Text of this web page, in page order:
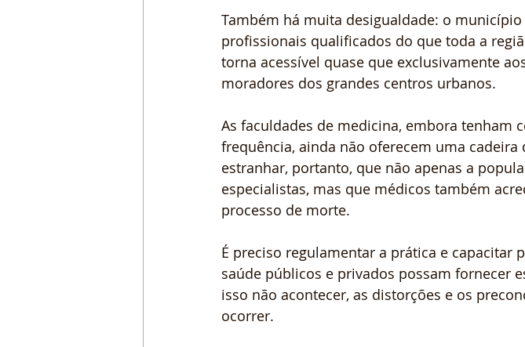
Também há muita desigualdade: o
profissionais qualificados do que toda a
torna acessível quase que exclusivamente
moradores dos grandes centros urbanos.
As faculdades de medicina, embora tenham
frequência, ainda não oferecem uma
estranhar, portanto, que não apenas a
especialistas, mas que médicos também
processo de morte.
É preciso regulamentar a prática e capacitar
saúde públicos e privados possam fornecer
isso não acontecer, as distorções e os
ocorrer.